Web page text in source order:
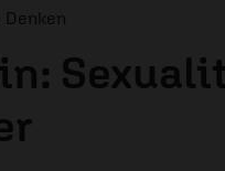
Denken